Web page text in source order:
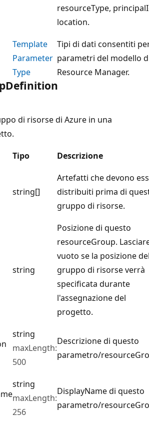
resourceType,
location.
Template
Parameter
Type
Tipi di dati consentiti
parametri del modello
Resource Manager.
Definition
di risorse di Azure in una
Tipo Descrizione
string[]
Artefatti che devono
distribuiti prima di
gruppo di risorse.
string
Posizione di questo
resourceGroup.
vuoto se la posizione
gruppo di risorse verrà
specificata durante
l'assegnazione del
progetto.
string
maxLength:
500
Descrizione di questo
parametro/
string
maxLength:
256
DisplayName di questo
parametro/